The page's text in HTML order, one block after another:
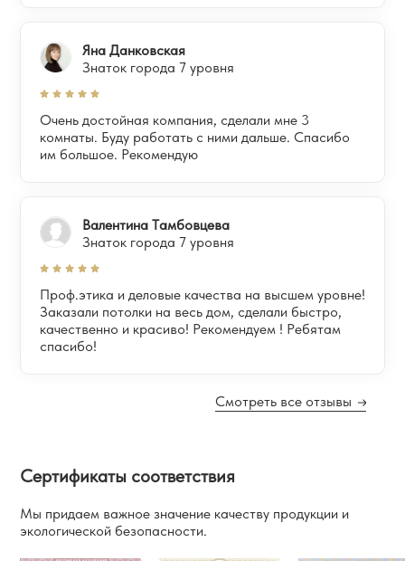
Яна Данковская
Знаток города 7 уровня
Очень достойная компания, сделали мне 3
комнаты. Буду работать с ними дальше. Спасибо
им большое. Рекомендую
Валентина Тамбовцева
Знаток города 7 уровня
Проф.этика и деловые качества на высшем уровне!
Заказали потолки на весь дом, сделали быстро,
качественно и красиво! Рекомендуем ! Ребятам
спасибо!
Смотреть все отзывы
Сертификаты соответствия
Мы придаем важное значение качеству продукции и
экологической безопасности.